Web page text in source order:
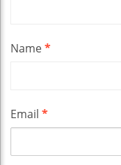
Name*
Email *